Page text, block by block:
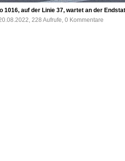
1016, auf der Linie 37, wartet an der
228 Aufrufe, 0 Kommentare